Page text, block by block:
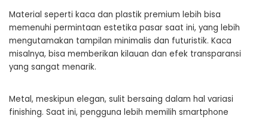
Material seperti kaca dan plastik premium lebih bisa
memenuhi permintaan estetika pasar saat ini, yang lebih
mengutamakan tampilan minimalis dan futuristik. Kaca
misalnya, bisa memberikan kilauan dan efek transparansi
yang sangat menarik.
Metal, meskipun elegan, sulit bersaing dalam hal variasi
finishing. Saat ini, pengguna lebih memilih smartphone